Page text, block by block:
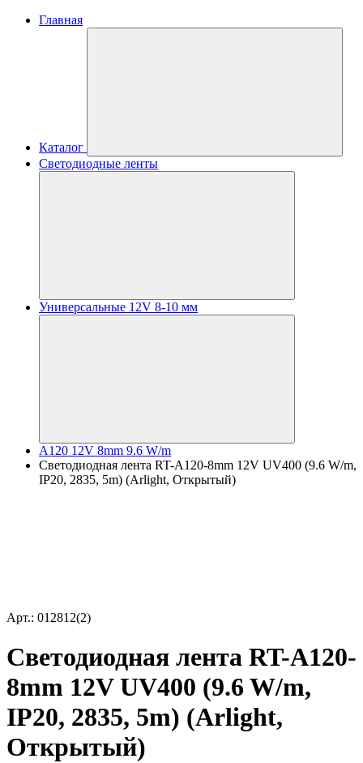
Главная
Каталог
Светодиодные ленты
Универсальные 12V 8-10 мм
A120 12V 8mm 9.6 W/m
Светодиодная лента RT-A120-8mm 12V UV400 (9.6 W/m,
IP20, 2835, 5m) (Arlight, Открытый)
Арт.: 012812(2)
Светодиодная лента RT-A120-
8mm 12V UV400 (9.6 W/m,
IP20, 2835, 5m) (Arlight,
Открытый)